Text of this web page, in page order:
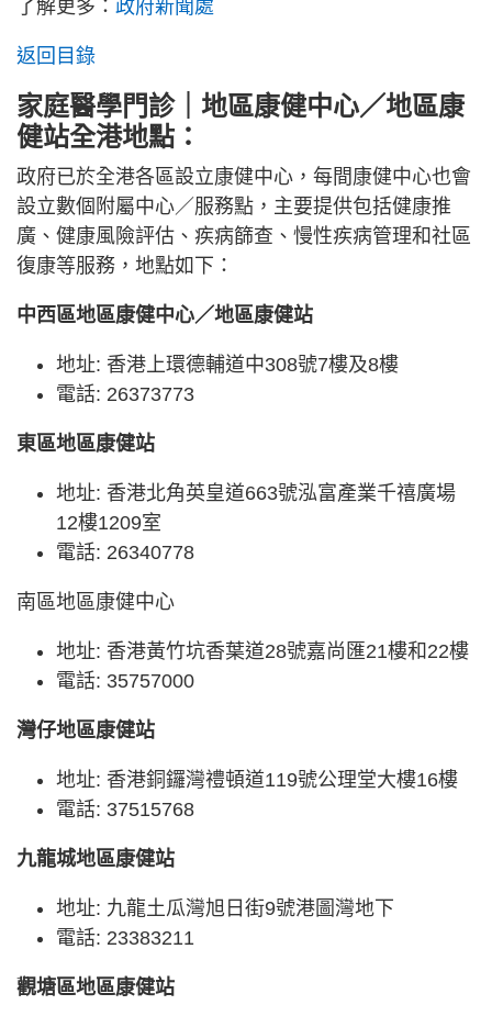
了解更多： 政府新聞處
返回目錄
家庭醫學門診｜地區康健中心／地區康
健站全港地點：
政府已於全港各區設立康健中心，每間康健中心也會
設立數個附屬中心／服務點，主要提供包括健康推
廣、健康風險評估、疾病篩查、慢性疾病管理和社區
復康等服務，地點如下：
中西區地區康健中心／地區康健站
地址: 香港上環德輔道中308號7樓及8樓
電話: 26373773
東區地區康健站
地址: 香港北角英皇道663號泓富產業千禧廣場
12樓1209室
電話: 26340778
南區地區康健中心
地址: 香港黃竹坑香葉道28號嘉尚匯21樓和22樓
電話: 35757000
灣仔地區康健站
地址: 香港銅鑼灣禮頓道119號公理堂大樓16樓
電話: 37515768
九龍城地區康健站
地址: 九龍土瓜灣旭日街9號港圖灣地下
電話: 23383211
觀塘區地區康健站